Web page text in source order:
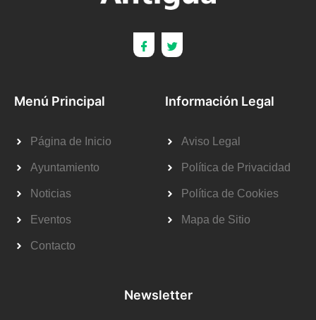
Menú Principal
Página de Inicio
Ayuntamiento
Noticias
Eventos
Contacto
Información Legal
Aviso Legal
Política de Privacidad
Política de Cookies
Mapa de Sitio
Newsletter